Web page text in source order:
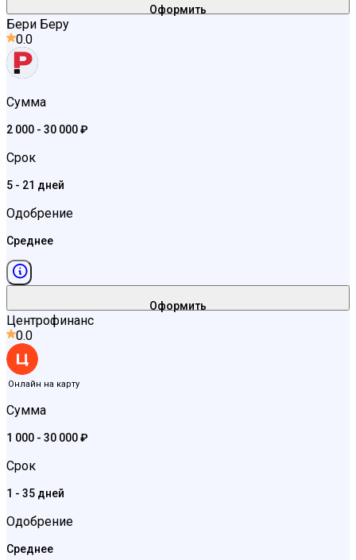
Оформить
Бери Беру
0.0
Сумма
2 000 - 30 000 ₽
Срок
5 - 21 дней
Одобрение
Среднее
Оформить
Центрофинанс
0.0
Онлайн на карту
Сумма
1 000 - 30 000 ₽
Срок
1 - 35 дней
Одобрение
Среднее